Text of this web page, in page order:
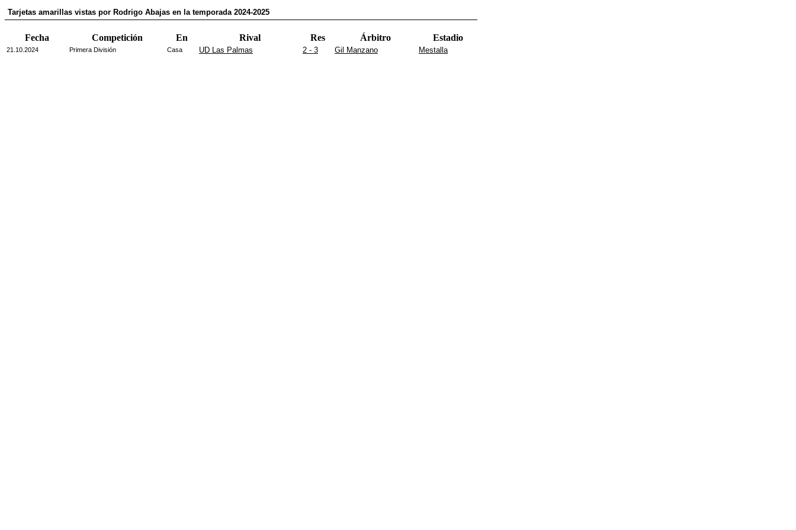
Tarjetas amarillas vistas por Rodrigo Abajas en la temporada 2024-2025
Fecha Competición En Rival Res Árbitro Estadio
21.10.2024 Primera División Casa UD Las Palmas 2 - 3 Gil Manzano Mestalla